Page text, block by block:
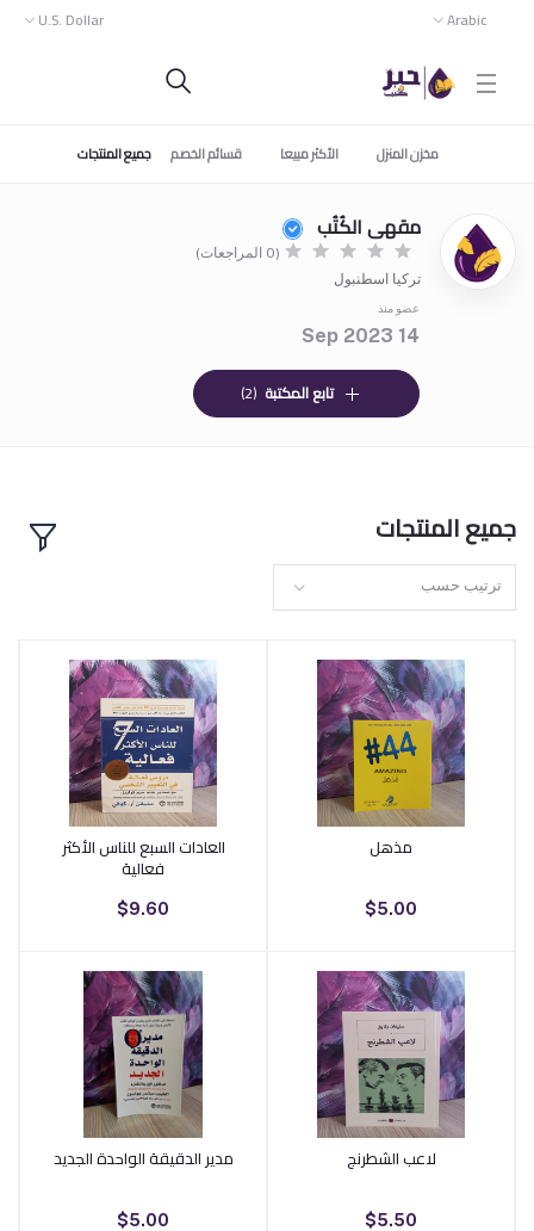
Arabic
U.S. Dollar
مخزن المنزل الأكثر مبيعا قسائم الخصم جميع المنتجات
مقهى الكُتُب
(0 المراجعات)
تركيا اسطنبول
عضو منذ
14 Sep 2023
تابع المكتبة (2)
جميع المنتجات
ترتيب حسب
أضف إلى السلة
مذهل
$5.00
أضف إلى السلة
العادات السبع للناس الأكثر
فعالية
$9.60
أضف إلى السلة
لاعب الشطرنج
$5.50
أضف إلى السلة
مدير الدقيقة الواحدة الجديد
$5.00